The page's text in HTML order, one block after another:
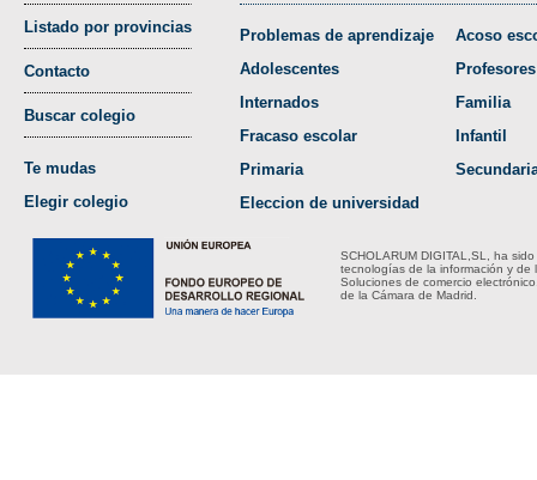
Listado por provincias
Contacto
Buscar colegio
Te mudas
Elegir colegio
Problemas de aprendizaje
Adolescentes
Internados
Fracaso escolar
Primaria
Eleccion de universidad
Acoso
Profesores
Familia
Infantil
SCHOLARUM DIGITAL,SL, ha
tecnologías de la información y de
Soluciones de comercio
de la Cámara de Madrid.